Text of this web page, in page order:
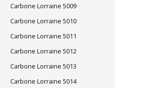
Carbone Lorraine 5009
Carbone Lorraine 5010
Carbone Lorraine 5011
Carbone Lorraine 5012
Carbone Lorraine 5013
Carbone Lorraine 5014